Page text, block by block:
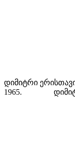
დიმიტრი
1965. დიმიტრი